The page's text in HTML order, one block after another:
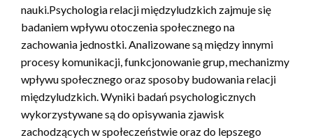
nauki.Psychologia relacji międzyludzkich zajmuje się
badaniem wpływu otoczenia społecznego na
zachowania jednostki. Analizowane są między innymi
procesy komunikacji, funkcjonowanie grup, mechanizmy
wpływu społecznego oraz sposoby budowania relacji
międzyludzkich. Wyniki badań psychologicznych
wykorzystywane są do opisywania zjawisk
zachodzących w społeczeństwie oraz do lepszego